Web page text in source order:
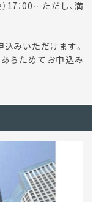
17：00…ただし、満
みいただけます。
らためてお申込み